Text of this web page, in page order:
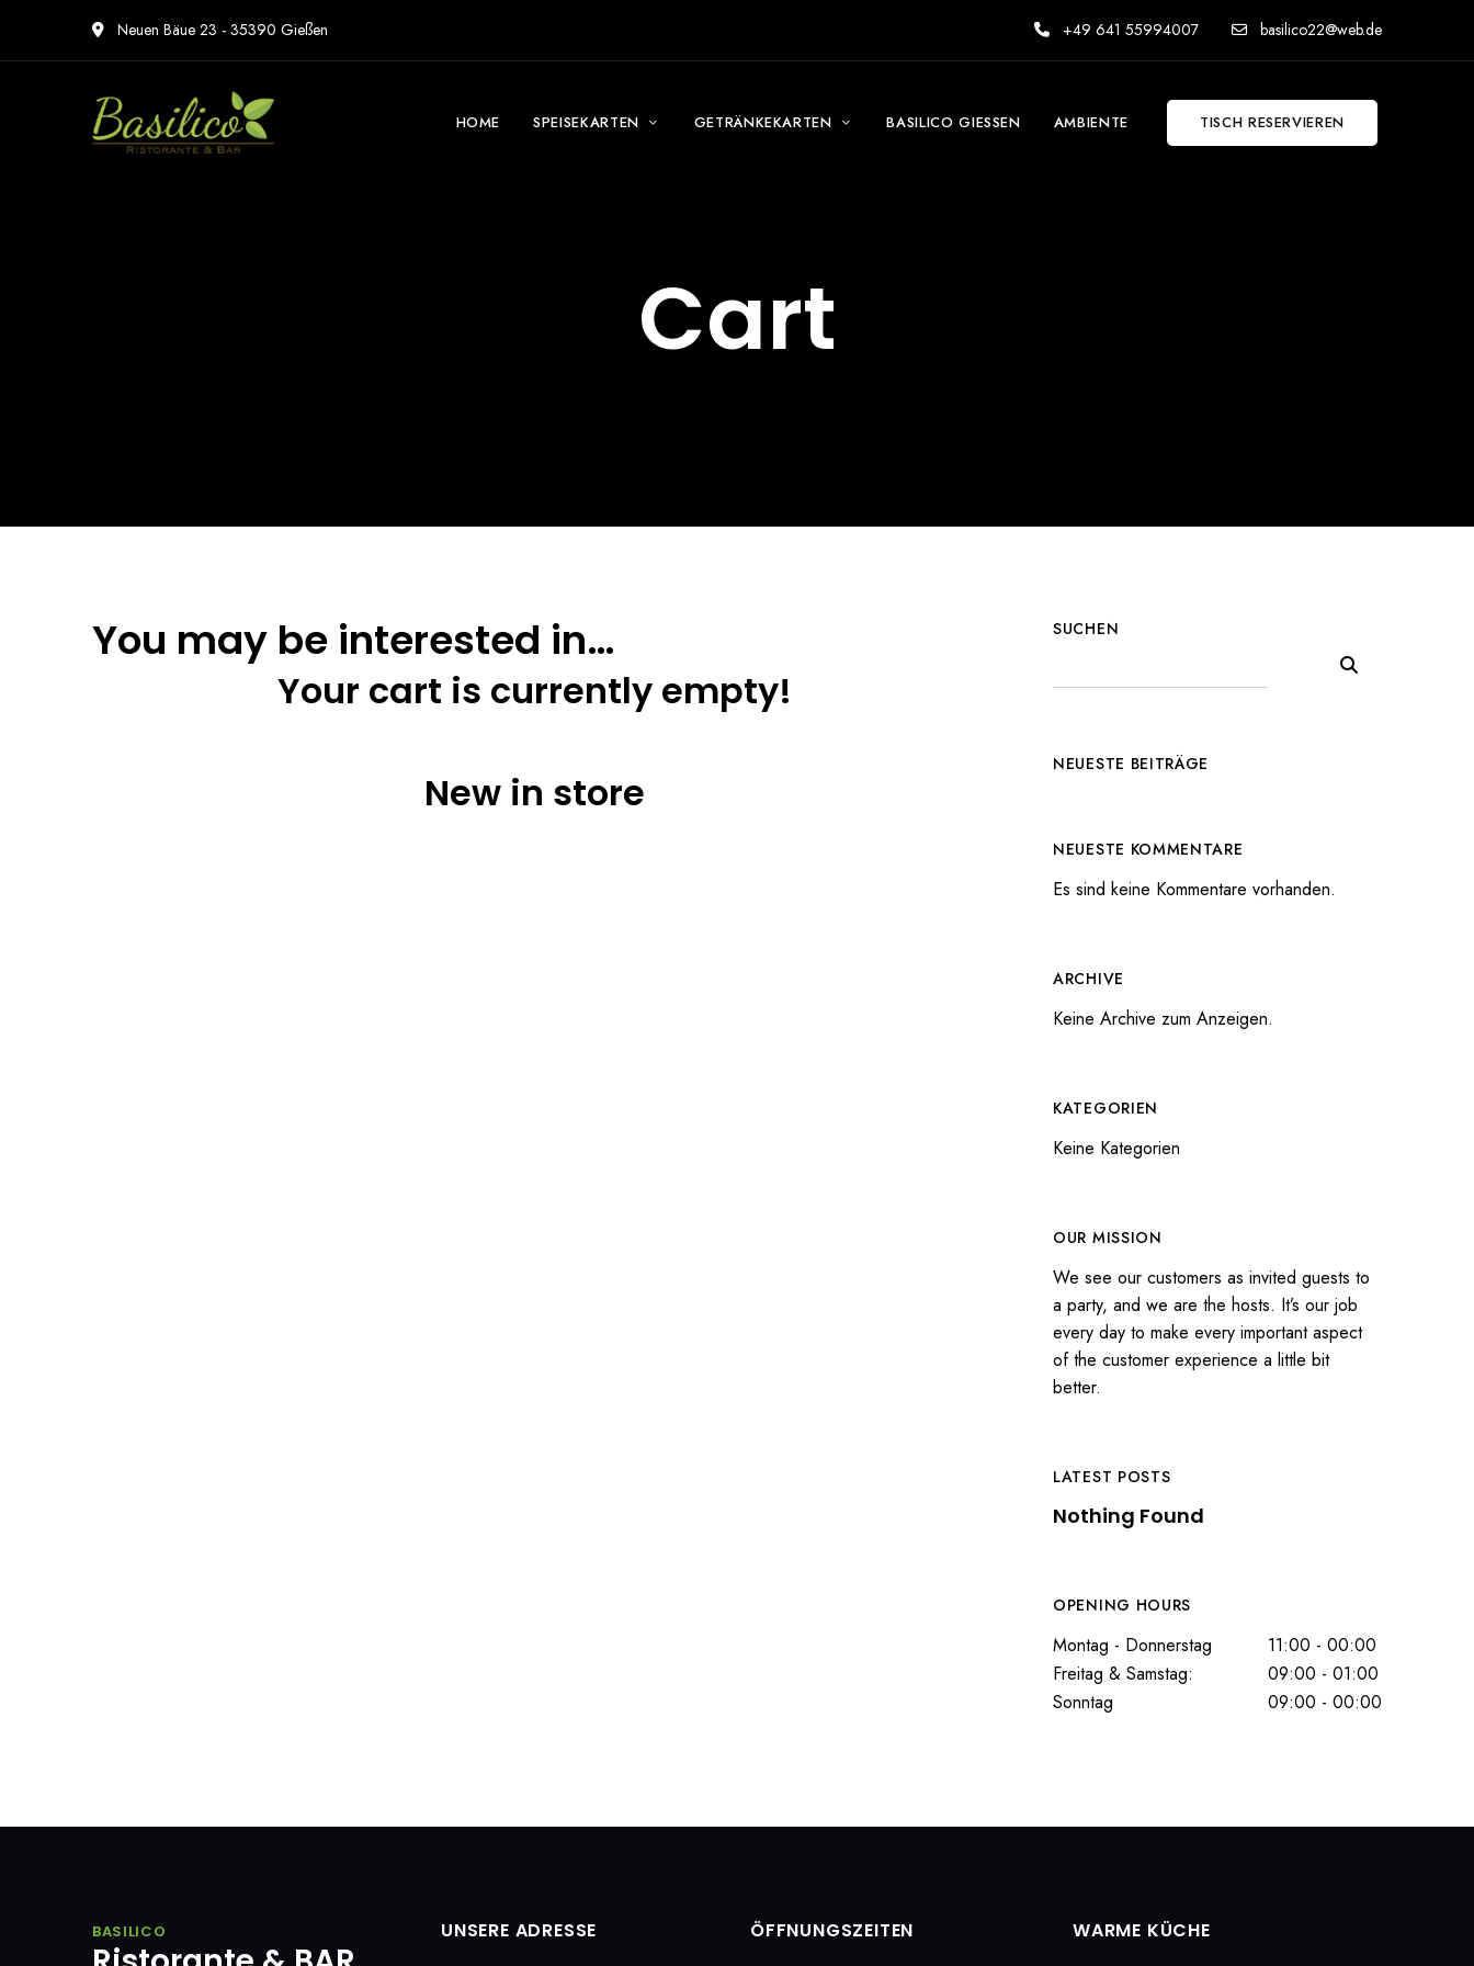
Neuen Bäue 23 - 35390 Gießen +49 641 55994007 basilico22@web.de
HOME SPEISEKARTEN GETRÄNKEKARTEN BASILICO GIESSEN AMBIENTE TISCH RESERVIEREN
Cart
You may be interested in…
Your cart is currently empty!
New in store
SUCHEN
NEUESTE BEITRÄGE
NEUESTE KOMMENTARE
Es sind keine Kommentare vorhanden.
ARCHIVE
Keine Archive zum Anzeigen.
KATEGORIEN
Keine Kategorien
OUR MISSION
We see our customers as invited guests to
a party, and we are the hosts. It’s our job
every day to make every important aspect
of the customer experience a little bit
better.
LATEST POSTS
Nothing Found
OPENING HOURS
Montag - Donnerstag
11:00 - 00:00
Freitag & Samstag:
09:00 - 01:00
Sonntag
09:00 - 00:00
BASILICO UNSERE ADRESSE ÖFFNUNGSZEITEN​ WARME KÜCHE